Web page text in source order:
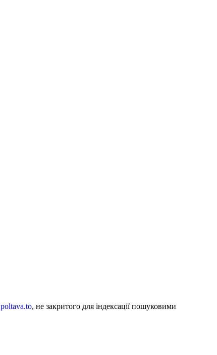
poltava.to, не закритого для індексації пошуковими